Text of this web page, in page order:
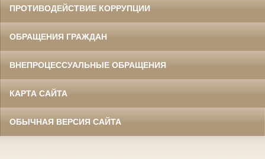
ПРОТИВОДЕЙСТВИЕ КОРРУПЦИИ
ОБРАЩЕНИЯ ГРАЖДАН
ВНЕПРОЦЕССУАЛЬНЫЕ ОБРАЩЕНИЯ
КАРТА САЙТА
ОБЫЧНАЯ ВЕРСИЯ САЙТА